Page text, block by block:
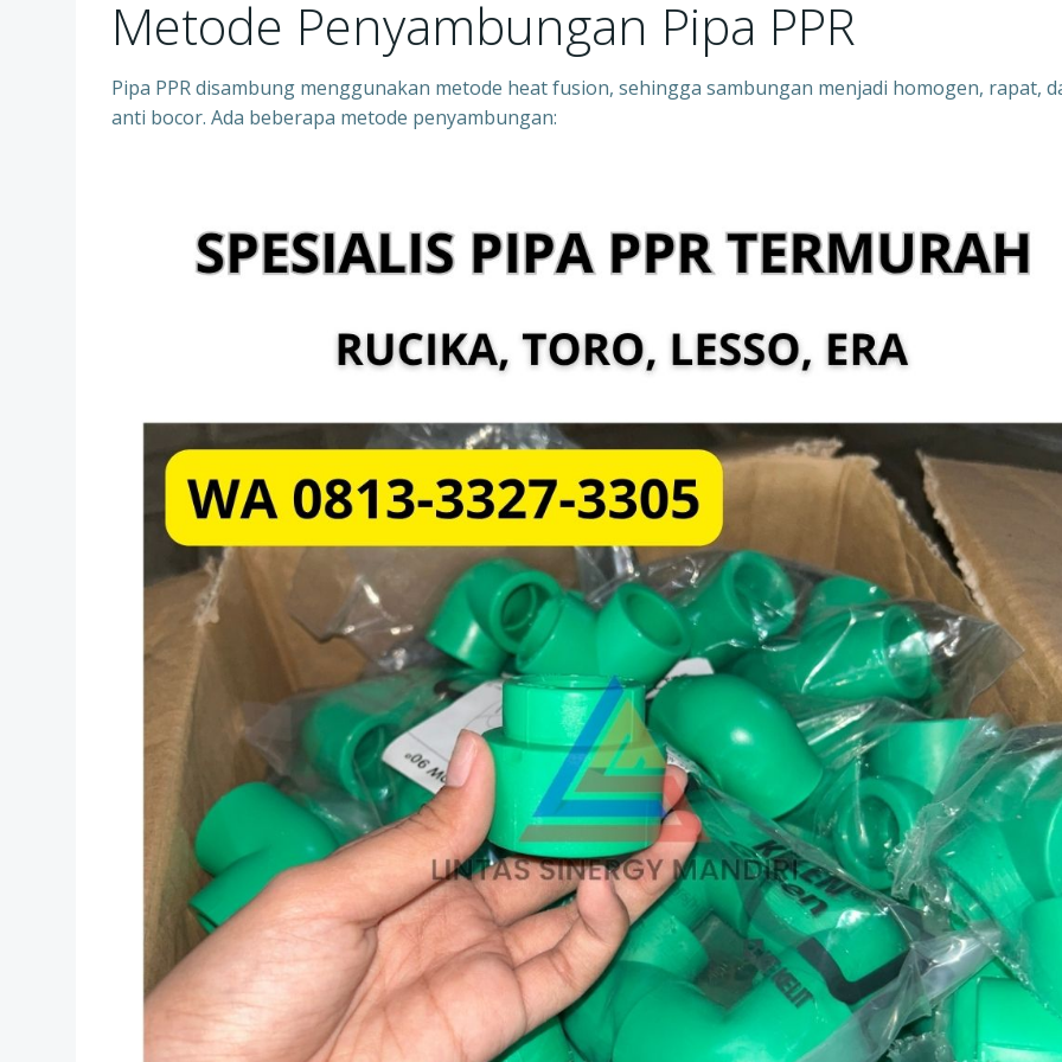
Metode Penyambungan Pipa PPR
Pipa PPR disambung menggunakan metode heat fusion, sehingga sambungan menjadi homogen, rapat,
anti bocor. Ada beberapa metode penyambungan: